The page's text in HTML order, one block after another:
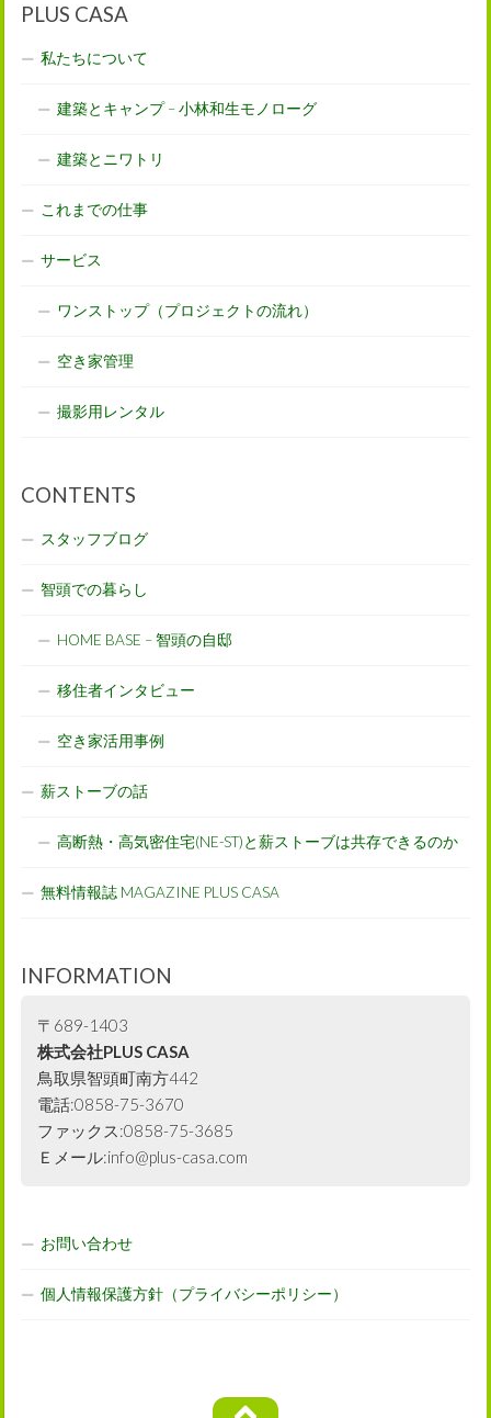
PLUS CASA
私たちについて
建築とキャンプ – 小林和生モノローグ
建築とニワトリ
これまでの仕事
サービス
ワンストップ（プロジェクトの流れ）
空き家管理
撮影用レンタル
CONTENTS
スタッフブログ
智頭での暮らし
HOME BASE – 智頭の自邸
移住者インタビュー
空き家活用事例
薪ストーブの話
高断熱・高気密住宅(NE-ST)と薪ストーブは共存できるのか
無料情報誌 MAGAZINE PLUS CASA
INFORMATION
〒689-1403
株式会社PLUS CASA
鳥取県智頭町南方442
電話:0858-75-3670
ファックス:0858-75-3685
Ｅメール:info@plus-casa.com
お問い合わせ
個人情報保護方針（プライバシーポリシー）